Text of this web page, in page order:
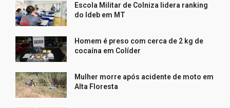
Escola Militar de Colniza lidera ranking
do Ideb em MT
Homem é preso com cerca de 2 kg de
cocaína em Colíder
Mulher morre após acidente de moto em
Alta Floresta